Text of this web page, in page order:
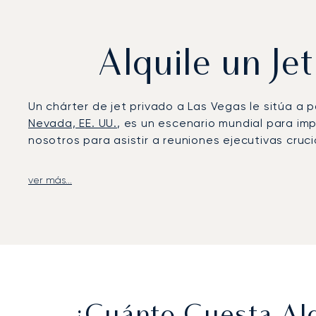
Alquile un
Un chárter de jet privado a Las Vegas le sitúa a
Nevada, EE. UU., es un escenario mundial para
nosotros para asistir a reuniones ejecutivas
Organizamos su vuelo en función de su
ver más...